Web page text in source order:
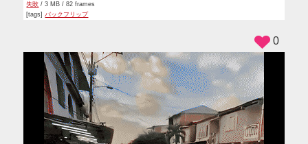
失敗 / 3 MB / 82 frames
[tags] バックフリップ
0